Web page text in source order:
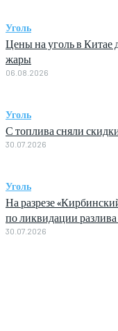
Уголь
Цены на уголь в Китае
жары
06.08.2026
Уголь
С топлива сняли
30.07.2026
Уголь
На разрезе
по ликвидации
30.07.2026